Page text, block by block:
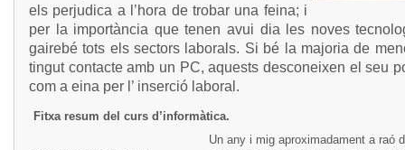
els perjudica a l’hora de trobar una feina; i
per la importància que tenen avui dia les noves
gairebé tots els sectors laborals. Si bé la majoria de
tingut contacte amb un PC, aquests desconeixen el seu
com a eina per l’ inserció laboral.
Fitxa resum del curs d’informàtica.
Un any i mig aproximadament a raó